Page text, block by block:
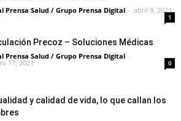
Prensa Salud / Grupo Prensa Digital - abril 9, 2021
1
Precoz – Soluciones Médicas
Prensa Salud / Grupo Prensa Digital -
17, 2021 0
y calidad de vida, lo que callan los